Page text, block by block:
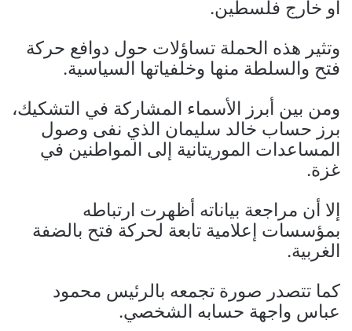
أو خارج فلسطين.
وتثير هذه الحملة تساؤلات حول دوافع حركة
فتح والسلطة منها وخلفياتها السياسية.
ومن بين أبرز الأسماء المشاركة في التشكيك،
برز حساب خالد سليمان الذي نفى وصول
المساعدات الموريتانية إلى المواطنين في
غزة.
إلا أن مراجعة بياناته أظهرت ارتباطه
بمؤسسات إعلامية تابعة لحركة فتح بالضفة
الغربية.
كما تتصدر صورة تجمعه بالرئيس محمود
عباس واجهة حسابه الشخصي.